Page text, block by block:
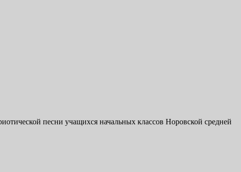
песни учащихся начальных классов Норовской средней